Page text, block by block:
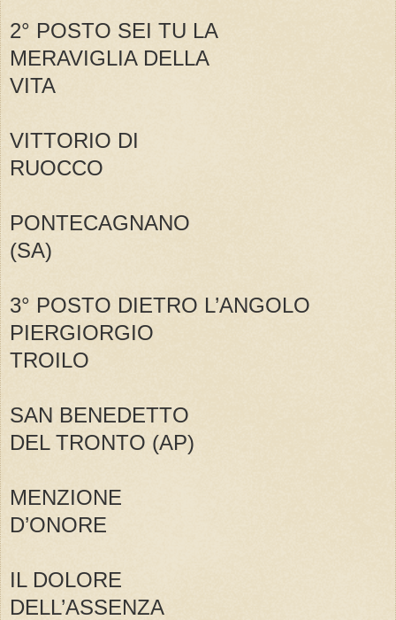
2° POSTO SEI TU LA
MERAVIGLIA DELLA
VITA
VITTORIO DI
RUOCCO
PONTECAGNANO
(SA)
3° POSTO DIETRO L’ANGOLO
PIERGIORGIO
TROILO
SAN BENEDETTO
DEL TRONTO (AP)
MENZIONE
D’ONORE
IL DOLORE
DELL’ASSENZA